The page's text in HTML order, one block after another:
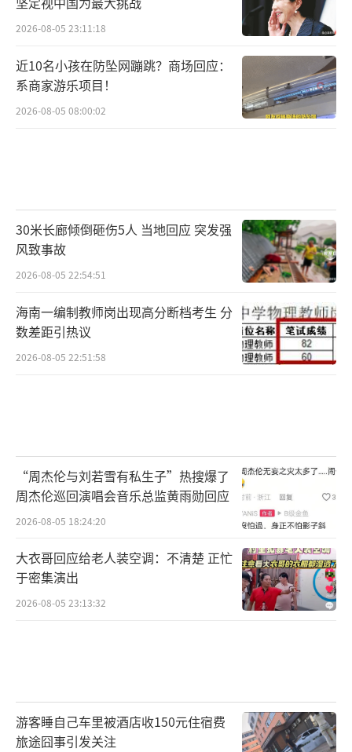
2026-08-05 23:11:18
近10名小孩在防坠网蹦跳？商场回应：
系商家游乐项目！
2026-08-05 08:00:02
30米长廊倾倒砸伤5人 当地回应 突发强
风致事故
2026-08-05 22:54:51
海南一编制教师岗出现高分断档考生 分
数差距引热议
2026-08-05 22:51:58
“周杰伦与刘若雪有私生子”热搜爆了
周杰伦巡回演唱会音乐总监黄雨勋回应
2026-08-05 18:24:20
大衣哥回应给老人装空调：不清楚 正忙
于密集演出
2026-08-05 23:13:32
游客睡自己车里被酒店收150元住宿费
旅途囧事引发关注